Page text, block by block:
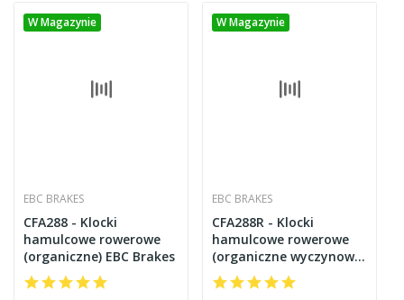
W Magazynie
EBC BRAKES
CFA288 - Klocki
hamulcowe rowerowe
(organiczne) EBC Brakes
W Magazynie
EBC BRAKES
CFA288R - Klocki
hamulcowe rowerowe
(organiczne wyczynowe)
EBC Brakes